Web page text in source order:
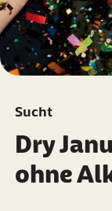
Sucht
Dry
ohne